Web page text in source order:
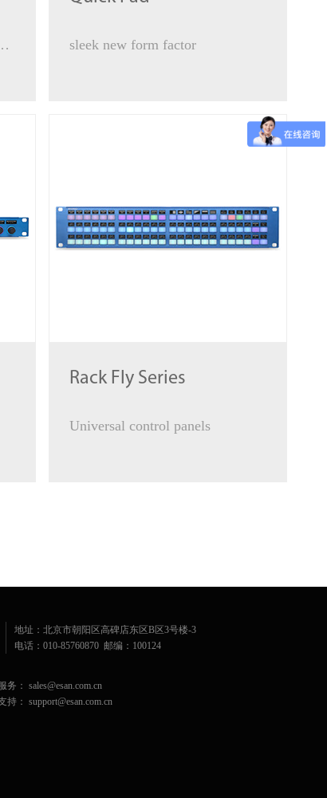
complex control sleek new form factor
Rack Fly Series
Universal control panels
地址：北京市朝阳区高碑店东区B区3号楼-3
电话：010-85760870 邮编：100124
务： sales@esan.com.cn
持： support@esan.com.cn